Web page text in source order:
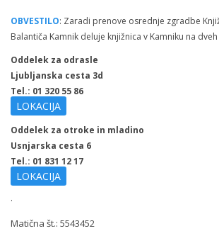
OBVESTILO: Zaradi prenove osrednje zgradbe
Balantiča Kamnik deluje knjižnica v Kamniku na
Oddelek za odrasle
Ljubljanska cesta 3d
Tel.: 01 320 55 86
LOKACIJA
Oddelek za otroke in mladino
Usnjarska cesta 6
Tel.: 01 831 12 17
LOKACIJA
.
Matična št.: 5543452